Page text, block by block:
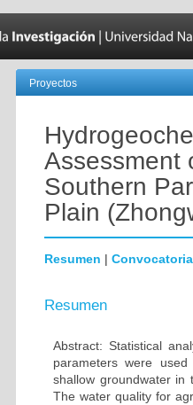
Proyectos
Assessment
Southern
Plain
Resumen | Convocatoria
Resumen
Abstract: Statistical
parameters were
shallow groundwater in
The water quality for